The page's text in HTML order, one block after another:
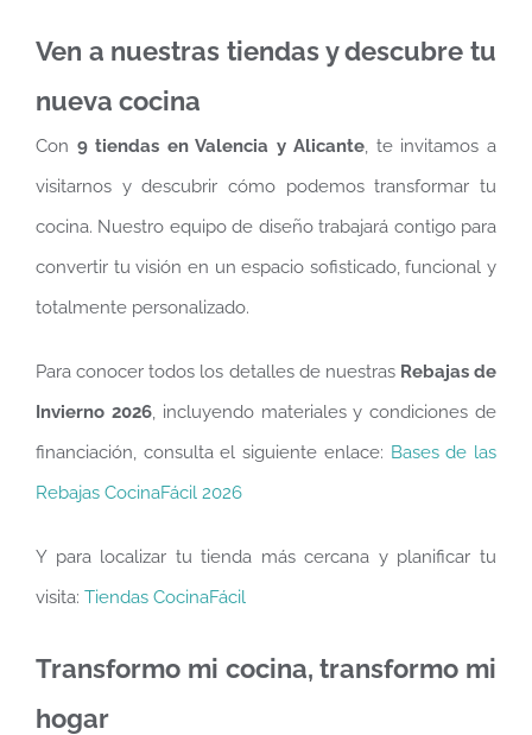
Ven a nuestras tiendas y descubre tu
nueva cocina
Con 9 tiendas en Valencia y Alicante, te invitamos a
visitarnos y descubrir cómo podemos transformar tu
cocina. Nuestro equipo de diseño trabajará contigo para
convertir tu visión en un espacio sofisticado, funcional y
totalmente personalizado.
Para conocer todos los detalles de nuestras Rebajas de
Invierno 2026, incluyendo materiales y condiciones de
financiación, consulta el siguiente enlace: Bases de las
Rebajas CocinaFácil 2026
Y para localizar tu tienda más cercana y planificar tu
visita: Tiendas CocinaFácil
Transformo mi cocina, transformo mi
hogar